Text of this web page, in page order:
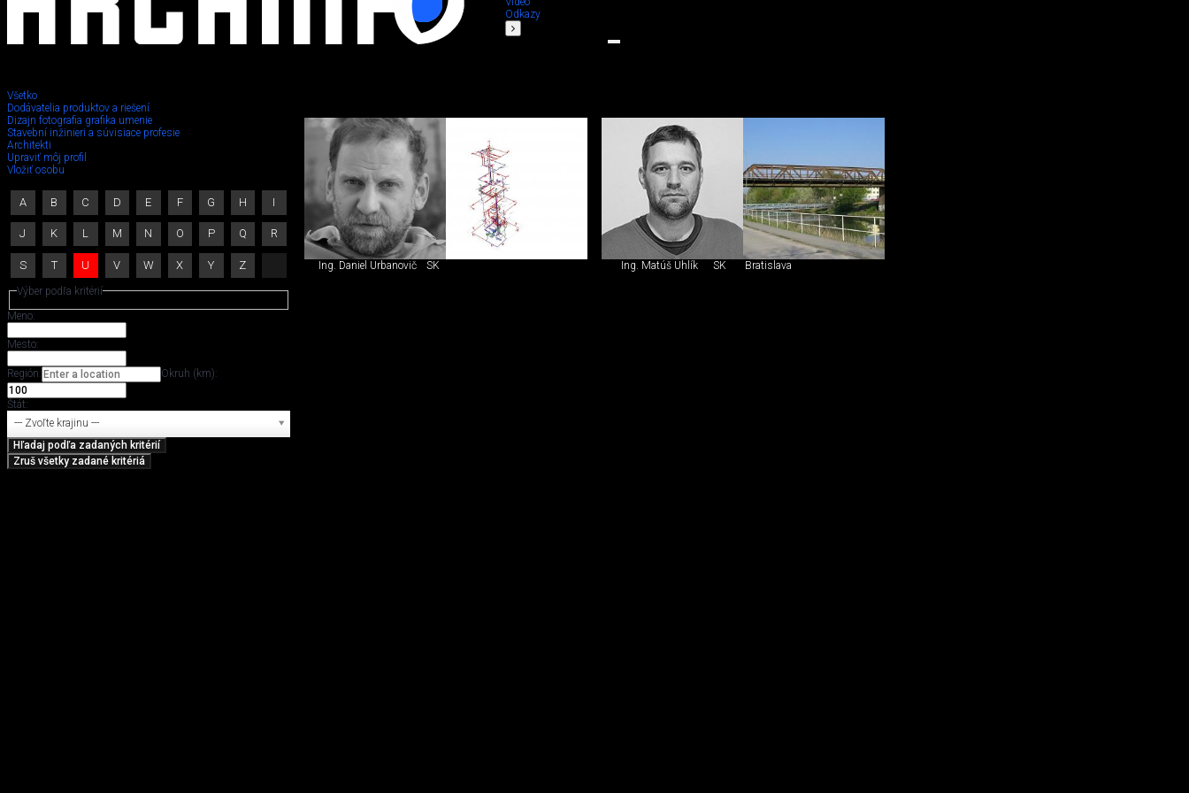
Odkazy
Všetko
Dodávatelia produktov a riešení
Dizajn fotografia grafika umenie
Stavební inžinieri a súvisiace profesie
Architekti
Upraviť môj profil
Vložiť osobu
A B C D E F G H I
J K L M N O P Q R
S T U V W X Y Z
Výber podľa kritérií
Meno:
Mesto:
Región: Okruh (km):
Štát:
--- Zvoľte krajinu ---
Stavebný
inžinier,
iný
špecialista
Ing. Daniel Urbanovič SK Ing. Matúš Uhlík SK Bratislava